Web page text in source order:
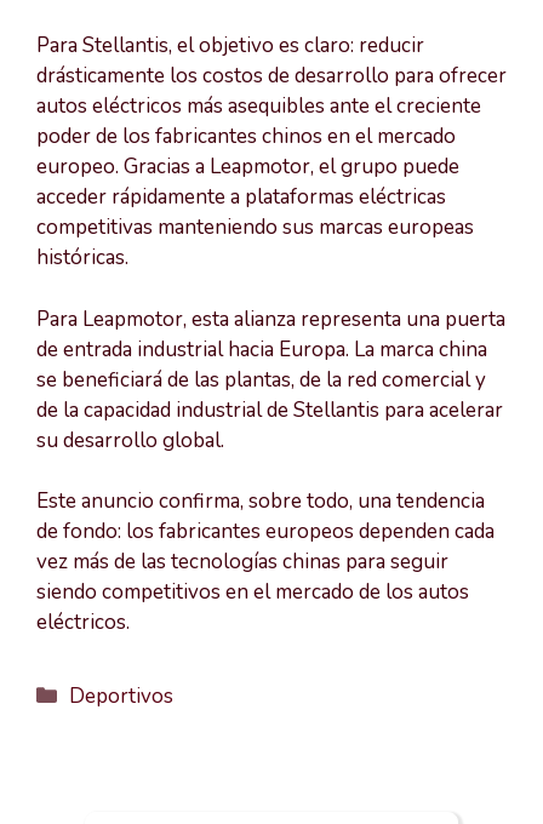
Para Stellantis, el objetivo es claro: reducir
drásticamente los costos de desarrollo para ofrecer
autos eléctricos más asequibles ante el creciente
poder de los fabricantes chinos en el mercado
europeo. Gracias a Leapmotor, el grupo puede
acceder rápidamente a plataformas eléctricas
competitivas manteniendo sus marcas europeas
históricas.
Para Leapmotor, esta alianza representa una puerta
de entrada industrial hacia Europa. La marca china
se beneficiará de las plantas, de la red comercial y
de la capacidad industrial de Stellantis para acelerar
su desarrollo global.
Este anuncio confirma, sobre todo, una tendencia
de fondo: los fabricantes europeos dependen cada
vez más de las tecnologías chinas para seguir
siendo competitivos en el mercado de los autos
eléctricos.
Categorías
Deportivos